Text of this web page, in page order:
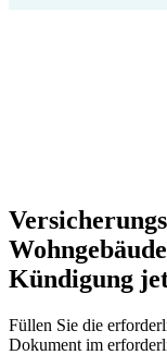
Kündigung
Füllen Sie die
Dokument im